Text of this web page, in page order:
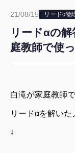
21/08/15 リードα物
リードαの
庭教師で使
白滝が家庭教師
リードαを解いた
↓